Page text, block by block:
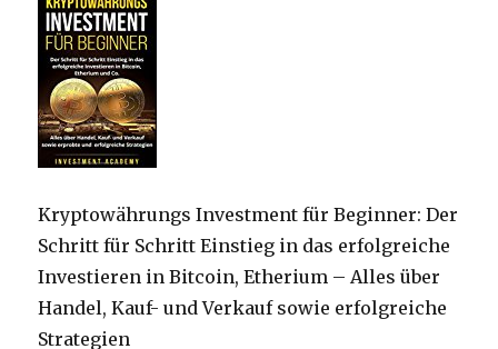
Kryptowährungs Investment für Beginner: Der
Schritt für Schritt Einstieg in das erfolgreiche
Investieren in Bitcoin, Etherium – Alles über
Handel, Kauf- und Verkauf sowie erfolgreiche
Strategien